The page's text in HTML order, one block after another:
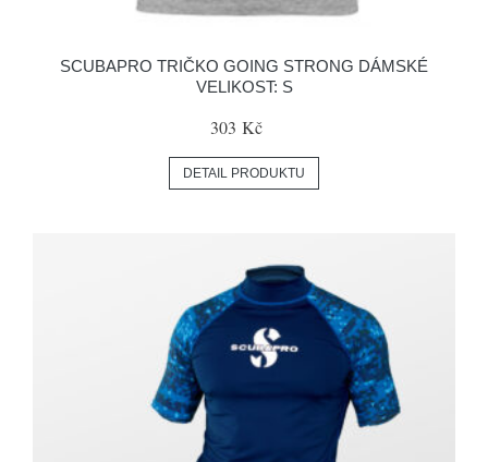
SCUBAPRO TRIČKO GOING STRONG DÁMSKÉ
VELIKOST: S
303 Kč
DETAIL PRODUKTU